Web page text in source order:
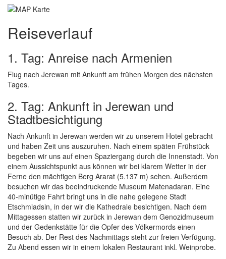
Reiseverlauf
1. Tag: Anreise nach Armenien
Flug nach Jerewan mit Ankunft am frühen Morgen des nächsten
Tages.
2. Tag: Ankunft in Jerewan und
Stadtbesichtigung
Nach Ankunft in Jerewan werden wir zu unserem Hotel gebracht
und haben Zeit uns auszuruhen. Nach einem späten Frühstück
begeben wir uns auf einen Spaziergang durch die Innenstadt. Von
einem Aussichtspunkt aus können wir bei klarem Wetter in der
Ferne den mächtigen Berg Ararat (5.137 m) sehen. Außerdem
besuchen wir das beeindruckende Museum Matenadaran. Eine
40-minütige Fahrt bringt uns in die nahe gelegene Stadt
Etschmiadsin, in der wir die Kathedrale besichtigen. Nach dem
Mittagessen statten wir zurück in Jerewan dem Genozidmuseum
und der Gedenkstätte für die Opfer des Völkermords einen
Besuch ab. Der Rest des Nachmittags steht zur freien Verfügung.
Zu Abend essen wir in einem lokalen Restaurant inkl. Weinprobe.